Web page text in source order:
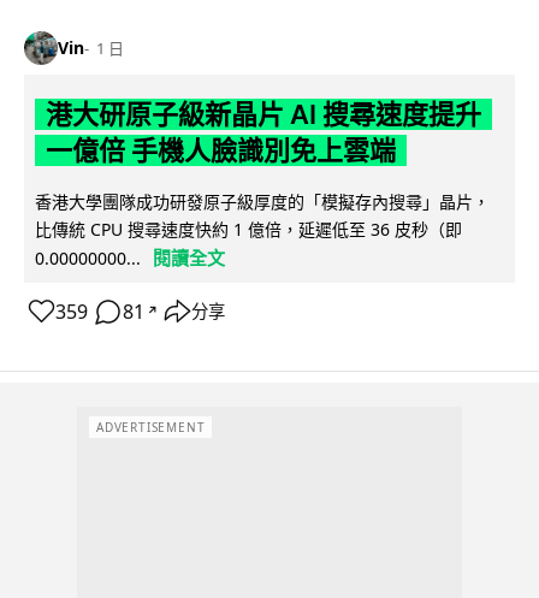
Vin 1 日
港大研原子級新晶片 AI 搜尋速度提升
一億倍 手機人臉識別免上雲端
香港大學團隊成功研發原子級厚度的「模擬存內搜尋」晶片，
比傳統 CPU 搜尋速度快約 1 億倍，延遲低至 36 皮秒（即
0.00000000...
閱讀全文
359 81 ↗ 分享
ADVERTISEMENT